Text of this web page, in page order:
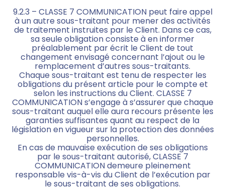
9.2.3 – CLASSE 7 COMMUNICATION peut faire appel
à un autre sous-traitant pour mener des activités
de traitement instruites par le Client. Dans ce cas,
sa seule obligation consiste à en informer
préalablement par écrit le Client de tout
changement envisagé concernant l’ajout ou le
remplacement d’autres sous-traitants.
Chaque sous-traitant est tenu de respecter les
obligations du présent article pour le compte et
selon les instructions du Client. CLASSE 7
COMMUNICATION s’engage à s’assurer que chaque
sous-traitant auquel elle aura recours présente les
garanties suffisantes quant au respect de la
législation en vigueur sur la protection des données
personnelles.
En cas de mauvaise exécution de ses obligations
par le sous-traitant autorisé, CLASSE 7
COMMUNICATION demeure pleinement
responsable vis-à-vis du Client de l’exécution par
le sous-traitant de ses obligations.